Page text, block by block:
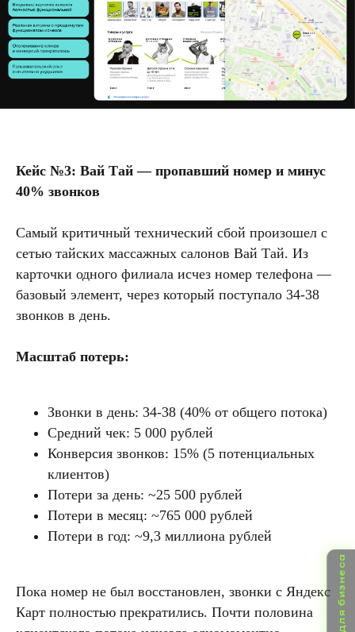
Кейс №3: Вай Тай — пропавший номер и минус
40% звонков
Самый критичный технический сбой произошел с
сетью тайских массажных салонов Вай Тай. Из
карточки одного филиала исчез номер телефона —
базовый элемент, через который поступало 34-38
звонков в день.
Масштаб потерь:
Звонки в день: 34-38 (40% от общего потока)
Средний чек: 5 000 рублей
Конверсия звонков: 15% (5 потенциальных
клиентов)
Потери за день: ~25 500 рублей
Потери в месяц: ~765 000 рублей
Потери в год: ~9,3 миллиона рублей
Пока номер не был восстановлен, звонки с Яндекс
Карт полностью прекратились. Почти половина